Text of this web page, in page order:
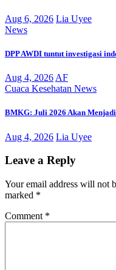
Aug 6, 2026 Lia Uyee
News
DPP AWDI tuntut investigasi
Aug 4, 2026 AF
Cuaca Kesehatan News
BMKG: Juli 2026 Akan
Aug 4, 2026 Lia Uyee
Leave a Reply
Your email address will not
marked *
Comment *